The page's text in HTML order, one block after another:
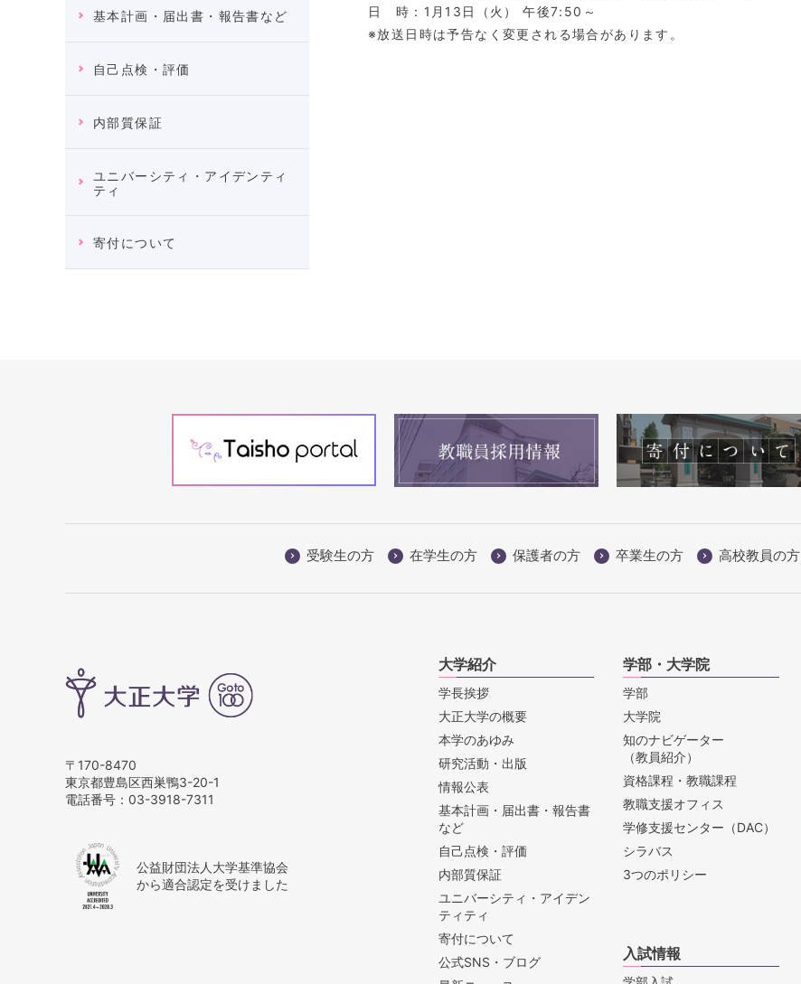
基本計画・届出書・報告書など
自己点検・評価
内部質保証
ユニバーシティ・アイデンティ
ティ
寄付について
日 時：1月13日（火） 午後7:50～
※放送日時は予告なく変更される場合があります。
受験生の方 在学生の方 保護者の方 卒業生の方 高校教員の方
〒170-8470
東京都豊島区西巣鴨3-20-1
電話番号： 03-3918-7311
公益財団法人大学基準協会
から適合認定を受けました
大学紹介
学長挨拶
大正大学の概要
本学のあゆみ
研究活動・出版
情報公表
基本計画・届出書・報告書
など
自己点検・評価
内部質保証
ユニバーシティ・アイデン
ティティ
寄付について
公式SNS・ブログ
学部・大学院
学部
大学院
知のナビゲーター
（教員紹介）
資格課程・教職課程
教職支援オフィス
学修支援センター（DAC）
シラバス
3つのポリシー
入試情報